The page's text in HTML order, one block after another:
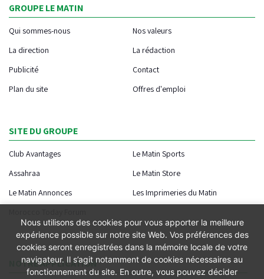
GROUPE LE MATIN
Qui sommes-nous
Nos valeurs
La direction
La rédaction
Publicité
Contact
Plan du site
Offres d'emploi
SITE DU GROUPE
Club Avantages
Le Matin Sports
Assahraa
Le Matin Store
Le Matin Annonces
Les Imprimeries du Matin
NOTRE APPLICATION
Nous utilisons des cookies pour vous apporter la meilleure
expérience possible sur notre site Web. Vos préférences des
cookies seront enregistrées dans la mémoire locale de votre
navigateur. Il s’agit notamment de cookies nécessaires au
fonctionnement du site. En outre, vous pouvez décider